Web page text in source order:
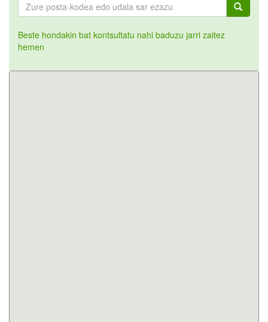
Beste hondakin bat kontsultatu nahi baduzu jarri zaitez
hemen